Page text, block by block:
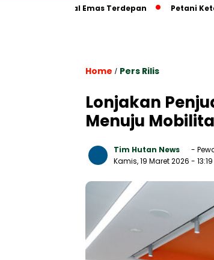
Digital Emas Terdepan Petani Ketapang
Home / Pers Rilis
Lonjakan
Menuju
Tim Hutan News
-
Kamis, 19 Maret 2026 -